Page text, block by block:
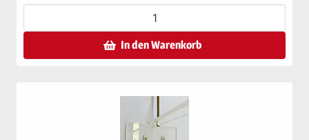
In den Warenkorb